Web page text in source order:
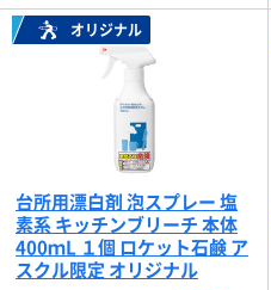
オリジナル
台所用漂白剤 泡スプレー 塩
素系 キッチンブリーチ 本体
400ｍL １個 ロケット石鹸 ア
スクル限定 オリジナル